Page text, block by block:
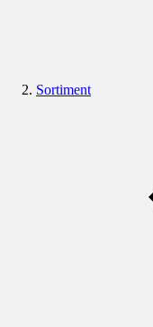
Sortiment